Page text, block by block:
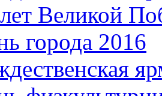
Великой
города 2016